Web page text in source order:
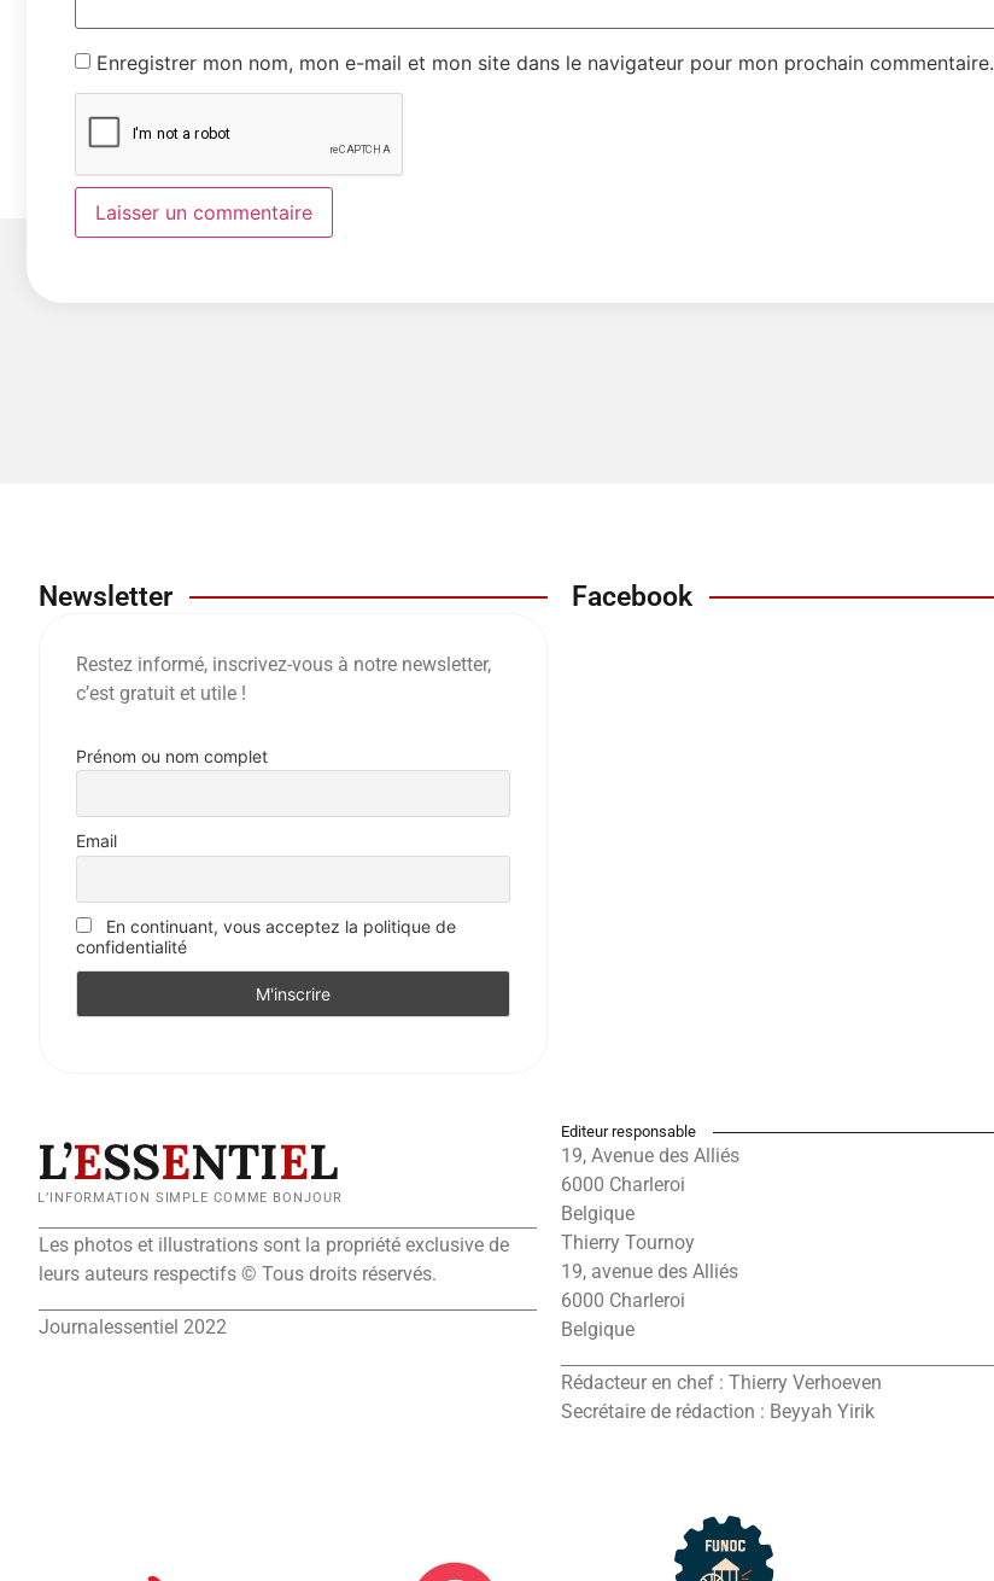
Enregistrer mon nom, mon e-mail et mon site dans le navigateur pour mon prochain commentaire.
Newsletter
Restez informé, inscrivez-vous à notre newsletter,
c’est gratuit et utile !
Prénom ou nom complet
Email
En continuant, vous acceptez la politique de
confidentialité
Facebook
L’ESSENTIEL
L’INFORMATION SIMPLE COMME BONJOUR
Les photos et illustrations sont la propriété exclusive de
leurs auteurs respectifs © Tous droits réservés.
Journalessentiel 2022
Editeur responsable
19, Avenue des Alliés
6000 Charleroi
Belgique
Thierry Tournoy
19, avenue des Alliés
6000 Charleroi
Belgique
Rédacteur en chef : Thierry Verhoeven
Secrétaire de rédaction : Beyyah Yirik